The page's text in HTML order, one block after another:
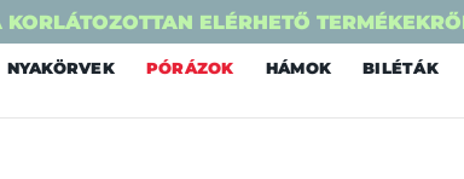
KORLÁTOZOTTAN ELÉRHETŐ
NYAKÖRVEK PÓRÁZOK HÁMOK BILÉTÁK